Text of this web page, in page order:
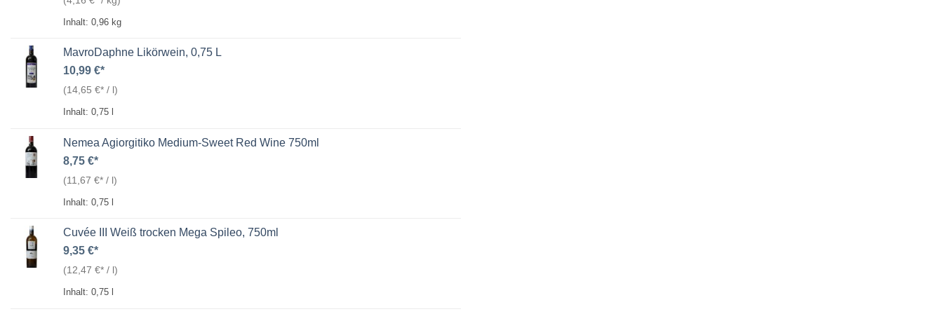
Inhalt: 0,96 kg
MavroDaphne Likörwein, 0,75 L
10,99 €
(14,65 € / l)
Inhalt: 0,75
Nemea Agiorgitiko Medium-Sweet Red Wine 750ml
8,75 €
(11,67 € / l)
Inhalt: 0,75
Cuvée III Weiß trocken Mega Spileo, 750ml
9,35 €
(12,47 € / l)
Inhalt: 0,75